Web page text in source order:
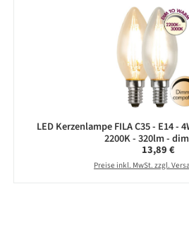
LED Kerzenlampe FILA C35 - E14 -
2200K - 320lm -
Regulärer
13,89 €
Preise inkl. MwSt. zzgl.